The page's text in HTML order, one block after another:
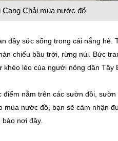
Cang Chải mùa nước đổ
đầy sức sống trong cái nắng hè.
chiếu bầu trời, rừng núi. Bức
léo của người nông dân Tây
điểm nằm trên các sườn đồi,
mùa nước đồ, bạn sẽ cảm nhận
nơi đây.